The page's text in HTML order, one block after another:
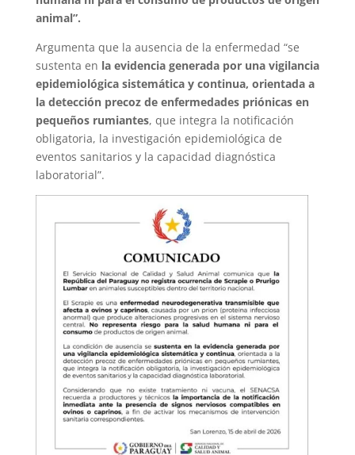
animal”.
Argumenta que la ausencia de la enfermedad “se
sustenta en la evidencia generada por una vigilancia
epidemiológica sistemática y continua, orientada a
la detección precoz de enfermedades priónicas en
pequeños rumiantes, que integra la notificación
obligatoria, la investigación epidemiológica de
eventos sanitarios y la capacidad diagnóstica
laboratorial”.